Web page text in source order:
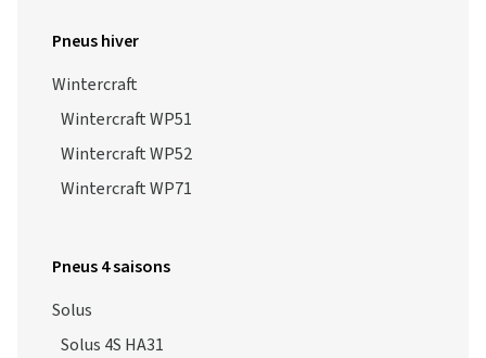
Pneus hiver
Wintercraft
Wintercraft WP51
Wintercraft WP52
Wintercraft WP71
Pneus 4 saisons
Solus
Solus 4S HA31